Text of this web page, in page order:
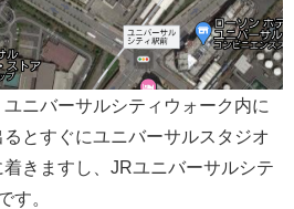
ニバーサルシティウォーク内に
とすぐにユニバーサルスタジオ
きますし、JRユニバーサルシテ
す。